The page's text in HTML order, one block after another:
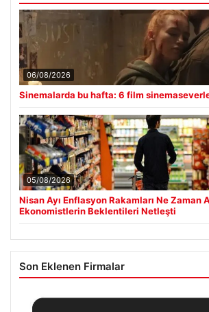
06/08/2026
Sinemalarda bu hafta: 6 film
05/08/2026
Nisan Ayı Enflasyon Rakamları Ne Zaman
Ekonomistlerin Beklentileri Netleşti
Son Eklenen Firmalar